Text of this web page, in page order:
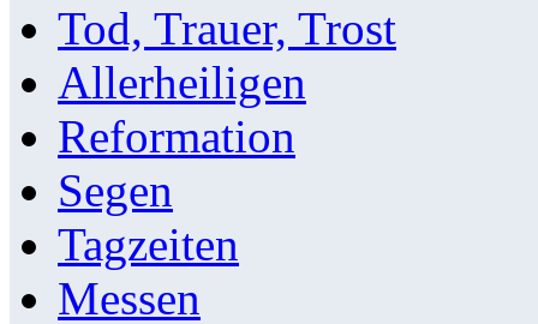
Tod, Trauer, Trost
Allerheiligen
Reformation
Segen
Tagzeiten
Messen